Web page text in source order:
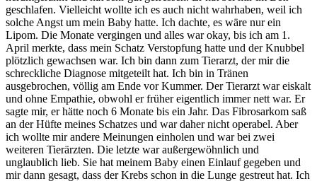
geschlafen. Vielleicht wollte ich es auch nicht wahrhaben, weil ich
solche Angst um mein Baby hatte. Ich dachte, es wäre nur ein
Lipom. Die Monate vergingen und alles war okay, bis ich am 1.
April merkte, dass mein Schatz Verstopfung hatte und der Knubbel
plötzlich gewachsen war. Ich bin dann zum Tierarzt, der mir die
schreckliche Diagnose mitgeteilt hat. Ich bin in Tränen
ausgebrochen, völlig am Ende vor Kummer. Der Tierarzt war eiskalt
und ohne Empathie, obwohl er früher eigentlich immer nett war. Er
sagte mir, er hätte noch 6 Monate bis ein Jahr. Das Fibrosarkom saß
an der Hüfte meines Schatzes und war daher nicht operabel. Aber
ich wollte mir andere Meinungen einholen und war bei zwei
weiteren Tierärzten. Die letzte war außergewöhnlich und
unglaublich lieb. Sie hat meinem Baby einen Einlauf gegeben und
mir dann gesagt, dass der Krebs schon in die Lunge gestreut hat. Ich